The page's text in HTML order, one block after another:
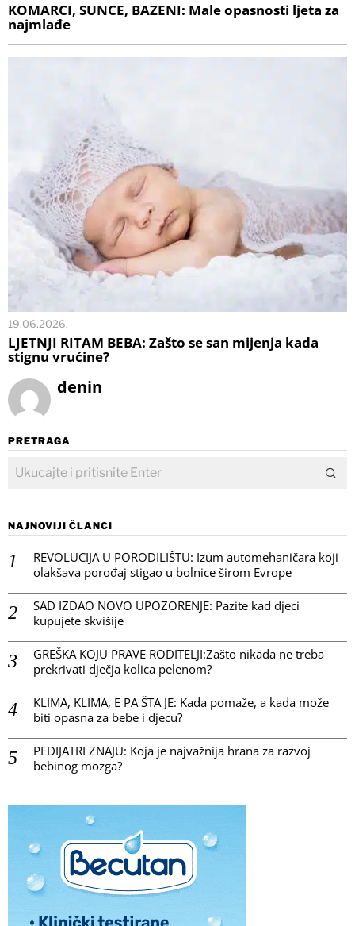
KOMARCI, SUNCE, BAZENI: Male opasnosti ljeta za
najmlađe
19.06.2026.
LJETNJI RITAM BEBA: Zašto se san mijenja kada
stignu vrućine?
denin
PRETRAGA
NAJNOVIJI ČLANCI
REVOLUCIJA U PORODILIŠTU: Izum automehaničara koji
olakšava porođaj stigao u bolnice širom Evrope
SAD IZDAO NOVO UPOZORENJE: Pazite kad djeci
kupujete skvišije
GREŠKA KOJU PRAVE RODITELJI:Zašto nikada ne treba
prekrivati dječja kolica pelenom?
KLIMA, KLIMA, E PA ŠTA JE: Kada pomaže, a kada može
biti opasna za bebe i djecu?
PEDIJATRI ZNAJU: Koja je najvažnija hrana za razvoj
bebinog mozga?